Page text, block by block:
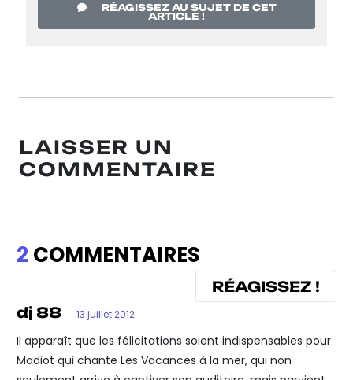
RÉAGISSEZ AU SUJET DE CET
ARTICLE !
LAISSER UN
COMMENTAIRE
2 COMMENTAIRES
RÉAGISSEZ !
dj 88
13 juillet 2012
Il apparaît que les félicitations soient indispensables pour
Madiot qui chante Les Vacances à la mer, qui non